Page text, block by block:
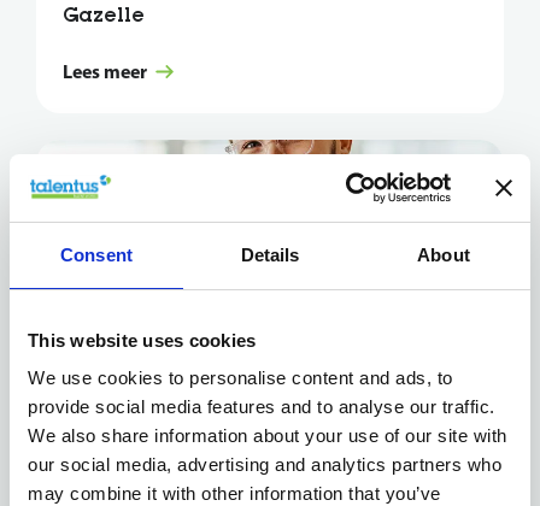
Consent Details About
This website uses cookies
We use cookies to personalise content and ads, to
provide social media features and to analyse our traffic.
We also share information about your use of our site with
our social media, advertising and analytics partners who
may combine it with other information that you’ve
Gazelle
Lees meer
News
Flextime als hefboom voor een